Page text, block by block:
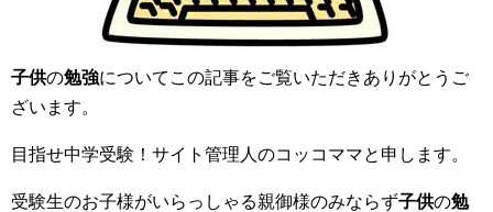
子供の勉強についてこの記事をご覧いただきありがとうご
ざいます。
目指せ中学受験！サイト管理人のコッコママと申します。
受験生のお子様がいらっしゃる親御様のみならず子供の勉